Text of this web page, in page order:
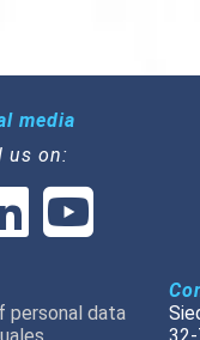
media
us on:
personal data